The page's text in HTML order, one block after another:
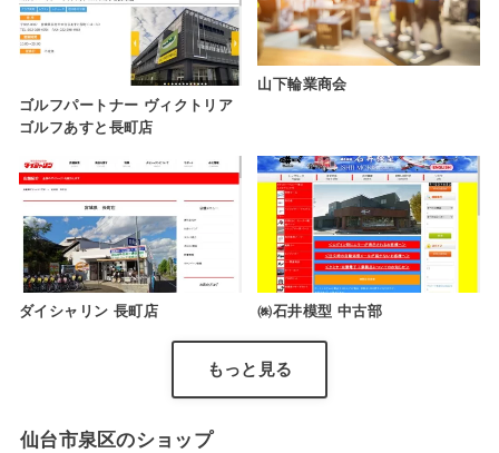
ゴルフパートナー ヴィクトリア
ゴルフあすと長町店
山下輪業商会
ダイシャリン 長町店 ㈱石井模型 中古部
もっと見る
仙台市泉区のショップ